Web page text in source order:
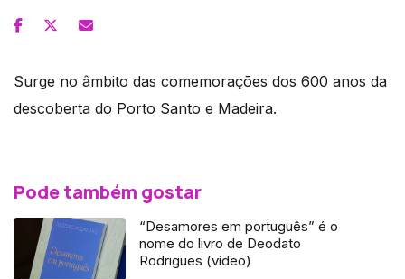
Surge no âmbito das comemorações dos 600 anos da
descoberta do Porto Santo e Madeira.
Pode também gostar
“Desamores em português” é o
nome do livro de Deodato
Rodrigues (vídeo)